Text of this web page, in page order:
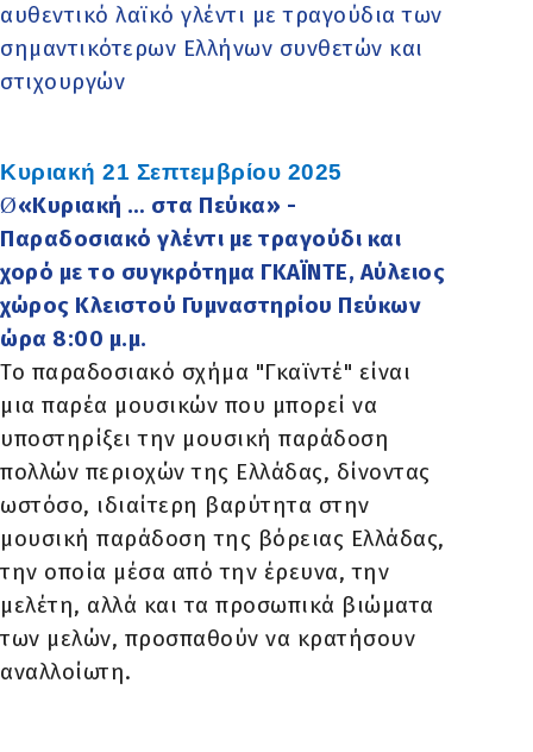
αυθεντικό λαϊκό γλέντι με τραγούδια των
σημαντικότερων Ελλήνων συνθετών και
στιχουργών
Κυριακή 21 Σεπτεμβρίου 2025
Ø«Κυριακή … στα Πεύκα» -
Παραδοσιακό γλέντι με τραγούδι και
χορό με το συγκρότημα ΓΚΑΪΝΤΕ, Αύλειος
χώρος Κλειστού Γυμναστηρίου Πεύκων
ώρα 8:00 μ.μ.
Το παραδοσιακό σχήμα "Γκαϊντέ" είναι
μια παρέα μουσικών που μπορεί να
υποστηρίξει την μουσική παράδοση
πολλών περιοχών της Ελλάδας, δίνοντας
ωστόσο, ιδιαίτερη βαρύτητα στην
μουσική παράδοση της βόρειας Ελλάδας,
την οποία μέσα από την έρευνα, την
μελέτη, αλλά και τα προσωπικά βιώματα
των μελών, προσπαθούν να κρατήσουν
αναλλοίωτη.